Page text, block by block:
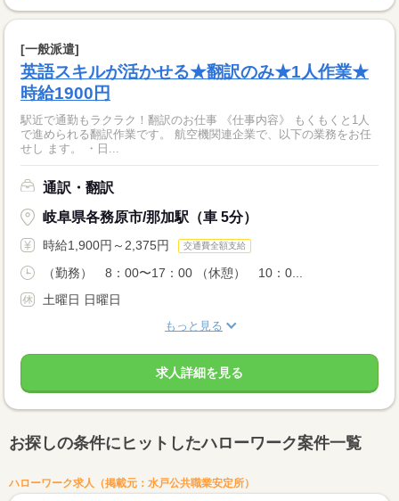
[一般派遣]
英語スキルが活かせる★翻訳のみ★1人作業★
時給1900円
駅近で通勤もラクラク！翻訳のお仕事 《仕事内容》 もくもくと1人
で進められる翻訳作業です。 航空機関連企業で、以下の業務をお任
せし ます。 ・日...
通訳・翻訳
岐阜県各務原市/那加駅（車 5分）
時給1,900円～2,375円 交通費全額支給
（勤務） 8：00〜17：00 （休憩） 10：0...
土曜日 日曜日
もっと見る
求人詳細を見る
お探しの条件にヒットしたハローワーク案件一覧
ハローワーク求人（掲載元：水戸公共職業安定所）